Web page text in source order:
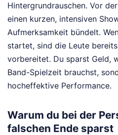
Hintergrundrauschen. Vor
einen kurzen, intensiven
Aufmerksamkeit bündelt.
startet, sind die Leute
vorbereitet. Du sparst Geld,
Band-Spielzeit brauchst,
hocheffektive Performance.
Warum du bei der
falschen Ende sparst